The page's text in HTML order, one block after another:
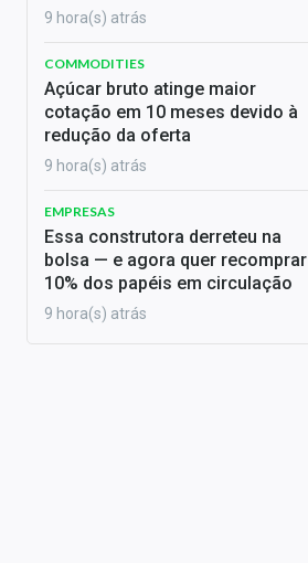
9 hora(s) atrás
COMMODITIES
Açúcar bruto atinge maior
cotação em 10 meses devido à
redução da oferta
9 hora(s) atrás
EMPRESAS
Essa construtora derreteu na
bolsa — e agora quer recomprar
10% dos papéis em circulação
9 hora(s) atrás